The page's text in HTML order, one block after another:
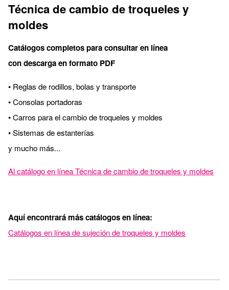
Técnica de cambio de troqueles y
moldes
Catálogos completos para consultar en línea
con descarga en formato PDF
• Reglas de rodillos, bolas y transporte
• Consolas portadoras
• Carros para el cambio de troqueles y moldes
• Sistemas de estanterías
y mucho más...
Al catálogo en línea Técnica de cambio de troqueles y moldes
Aquí encontrará más catálogos en línea:
Catálogos en línea de sujeción de troqueles y moldes